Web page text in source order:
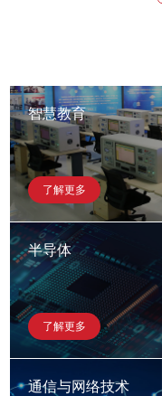
智慧教育
了解更多
半导体
了解更多
通信与网络技术